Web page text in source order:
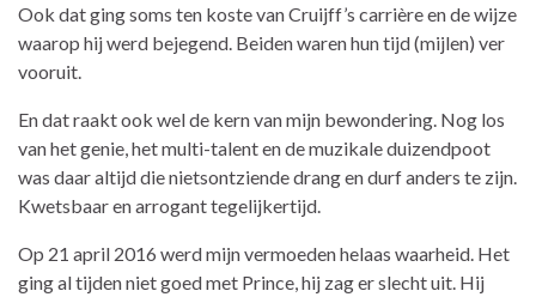
Ook dat ging soms ten koste van Cruijff’s carrière en de wijze
waarop hij werd bejegend. Beiden waren hun tijd (mijlen) ver
vooruit.
En dat raakt ook wel de kern van mijn bewondering. Nog los
van het genie, het multi-talent en de muzikale duizendpoot
was daar altijd die nietsontziende drang en durf anders te zijn.
Kwetsbaar en arrogant tegelijkertijd.
Op 21 april 2016 werd mijn vermoeden helaas waarheid. Het
ging al tijden niet goed met Prince, hij zag er slecht uit. Hij